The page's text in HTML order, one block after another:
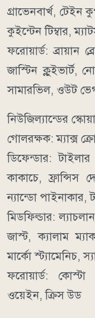
গ্রাভেনবার্খ, টেইন
কুইন্টেন টিম্বার,
ফরোয়ার্ড: ব্রায়ান
জাস্টিন ক্লুইভার্ট,
সামারভিল, ওউট
নিউজিল্যান্ডের
গোলরক্ষক: ম্যাক্স
ডিফেন্ডার:
কাকাচে, ফ্রান্সিস
ন্যান্ডো পাইনাকার,
মিডফিল্ডার:
জাস্ট, ক্যালাম
মার্কো স্ট্যামেনিচ,
ফরোয়ার্ড: কোস্টা
ওয়েইন, ক্রিস উড